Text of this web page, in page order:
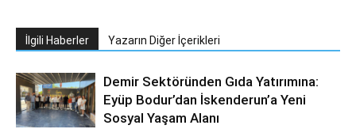
İlgili Haberler Yazarın Diğer İçerikleri
Demir Sektöründen Gıda Yatırımına:
Eyüp Bodur’dan İskenderun’a Yeni
Sosyal Yaşam Alanı